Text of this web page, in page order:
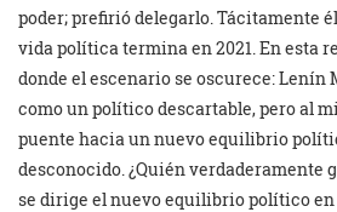
poder; prefirió delegarlo. Tácitamente
vida política termina en 2021. En esta
donde el escenario se oscurece: Lenín
como un político descartable, pero al
puente hacia un nuevo equilibrio
desconocido. ¿Quién verdaderamente
se dirige el nuevo equilibrio político en